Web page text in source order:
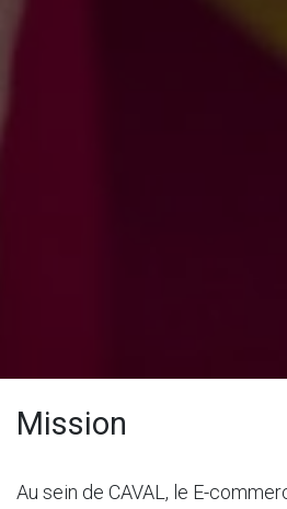
Mission
Au sein de CAVAL, le E-